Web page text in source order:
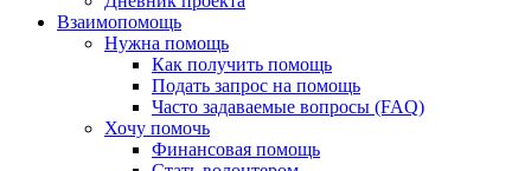
Взаимопомощь
Нужна помощь
Как получить помощь
Подать запрос на помощь
Часто задаваемые вопросы (FAQ)
Хочу помочь
Финансовая помощь